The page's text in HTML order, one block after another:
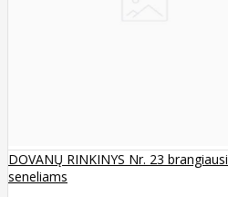
DOVANŲ RINKINYS Nr. 23
seneliams